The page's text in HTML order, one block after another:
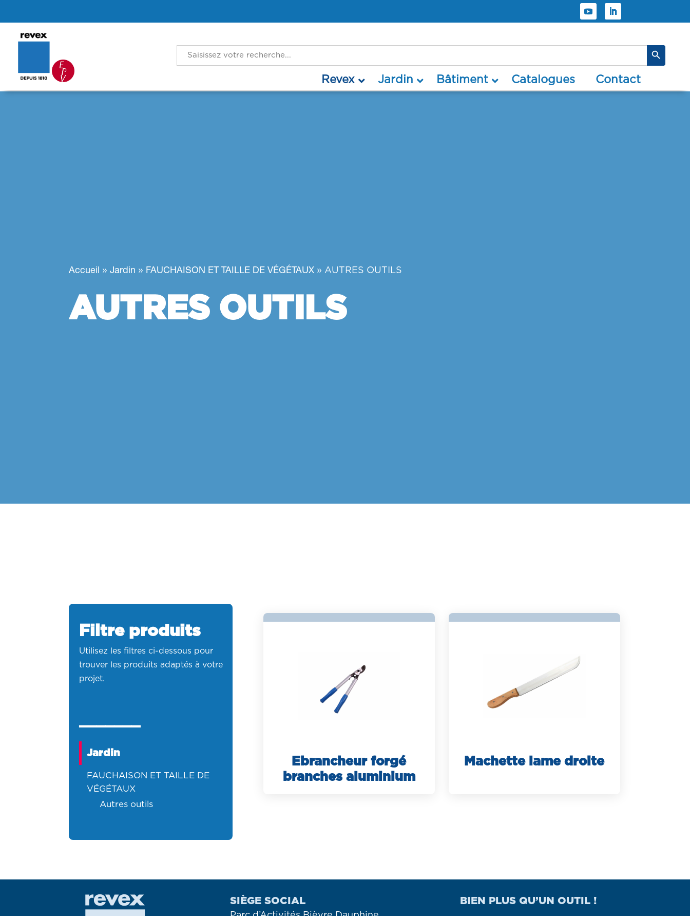
for:
Search Button
revex jardin bâtiment catalogues contact
Accueil »Jardin » FAUCHAISON ET TAILLE DE VÉGÉTAUX » AUTRES OUTILS
AUTRES OUTILS
Filtre produits
Utilisez les filtres ci-dessous pour
trouver les produits adaptés à votre
projet.
Jardin
FAUCHAISON ET TAILLE DE
VÉGÉTAUX
autres outils
Ebrancheur forgé
branches aluminium
Machette lame droite
SIÈGE SOCIAL
Parc d’Activités Bièvre Dauphine
BIEN PLUS QU’UN OUTIL !